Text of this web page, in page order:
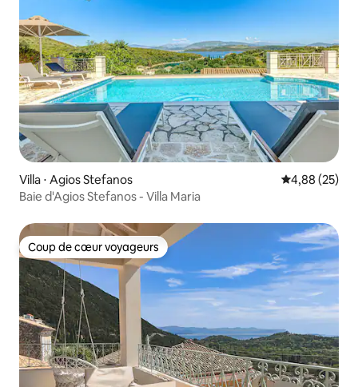
Villa ⋅ Agios Stefanos Évaluation
4,88 (25)
Baie d'Agios Stefanos - Villa Maria
Coup de cœur voyageurs
Coup de cœur voyageurs